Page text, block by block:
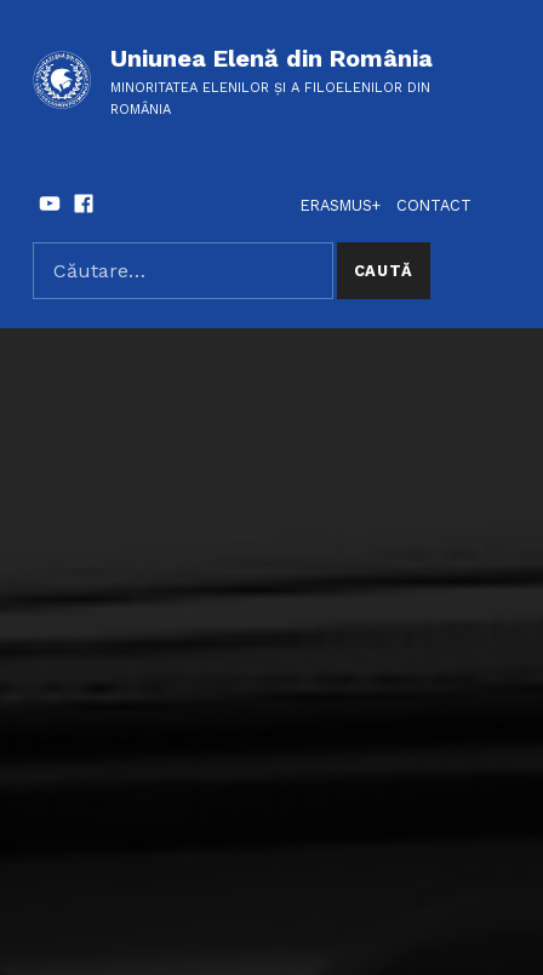
Uniunea Elenă din România
MINORITATEA ELENILOR ȘI A FILOELENILOR DIN
ROMÂNIA
SOCIAL LINKS
YoutubeFacebook
ERASMUS+
CONTACT
SEARCH THE SITE
Caută după: